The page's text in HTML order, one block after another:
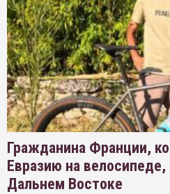
Гражданина Франции,
Евразию на велосипеде,
Дальнем Востоке